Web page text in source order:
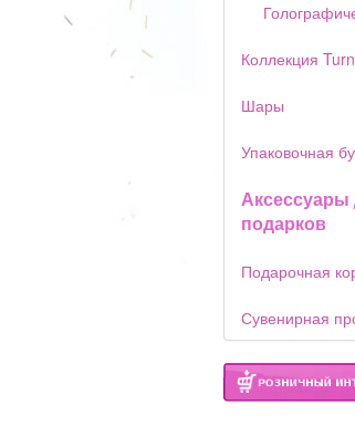
Коллекция
Шары
Упаковочная
Аксессуары
подарков
Подарочная
Сувенирная